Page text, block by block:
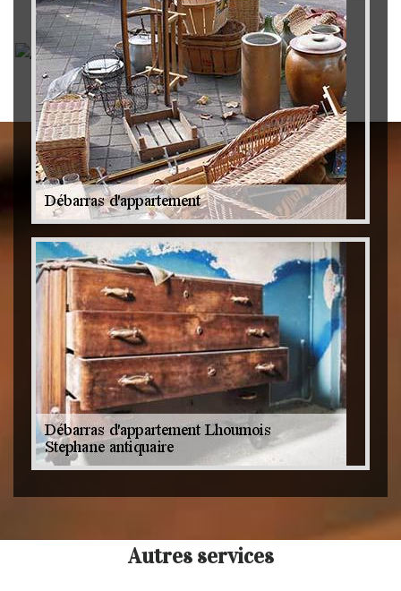
Rachat instrument de musique 79
Achat antiquité 79
Autres services